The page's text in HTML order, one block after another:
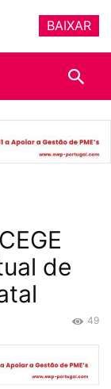
de
49
BAIXAR